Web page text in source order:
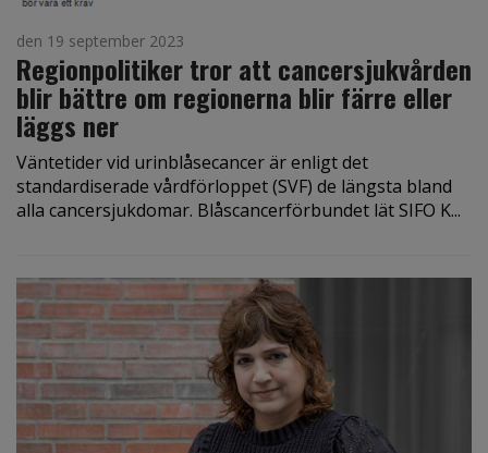
den 19 september 2023
Regionpolitiker tror att cancersjukvården
blir bättre om regionerna blir färre eller
läggs ner
Väntetider vid urinblåsecancer är enligt det
standardiserade vårdförloppet (SVF) de längsta bland
alla cancersjukdomar. Blåscancerförbundet lät SIFO K...